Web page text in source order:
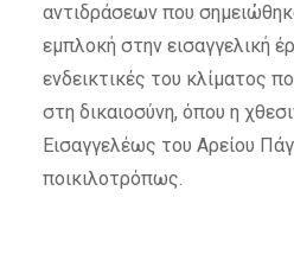
αντιδράσεων που
εμπλοκή στην εισαγγελική
ενδεικτικές του κλίματος
στη δικαιοσύνη, όπου η
Εισαγγελέως του Αρείου
ποικιλοτρόπως.